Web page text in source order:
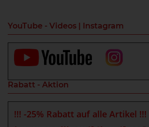
YouTube - Videos | Instagram
Rabatt - Aktion
!!! -25% Rabatt auf alle Artikel !!!